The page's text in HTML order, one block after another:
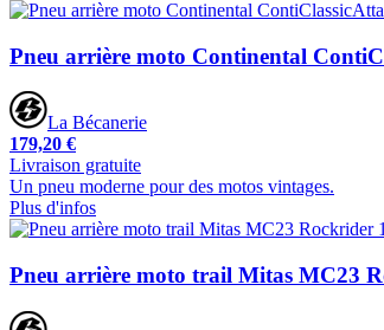
Pneu arrière moto Continental
La Bécanerie
179,20 €
Livraison gratuite
Un pneu moderne pour des motos vintages.
Plus d'infos
Pneu arrière moto trail Mitas MC23